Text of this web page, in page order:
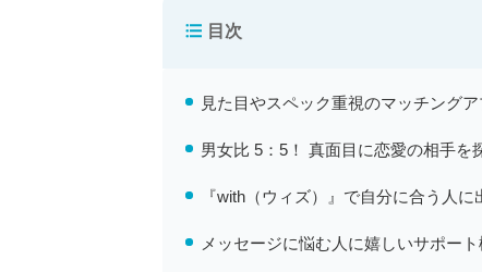
目次
見た目やスペック重視のマッチング
男女比 5：5！ 真面目に恋愛の相手を
『with（ウィズ）』で自分に合う人
メッセージに悩む人に嬉しいサポー